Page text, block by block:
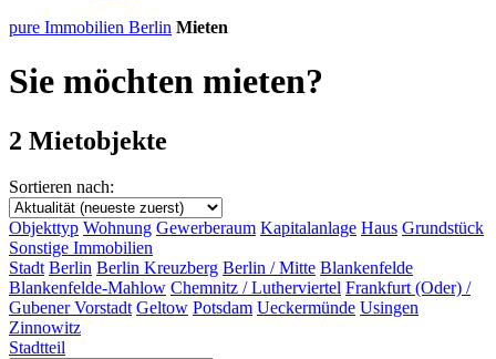
pure Immobilien Berlin Mieten
Sie möchten mieten?
2 Mietobjekte
Sortieren nach:
Objekttyp Wohnung Gewerberaum Kapitalanlage Haus Grundstück
Sonstige Immobilien
Stadt Berlin Berlin Kreuzberg Berlin / Mitte Blankenfelde
Blankenfelde-Mahlow Chemnitz / Lutherviertel Frankfurt (Oder) /
Gubener Vorstadt Geltow Potsdam Ueckermünde Usingen
Zinnowitz
Stadtteil